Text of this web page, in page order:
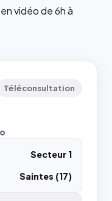
vidéo de 6h à
Téléconsultation
Secteur 1
Saintes (17)